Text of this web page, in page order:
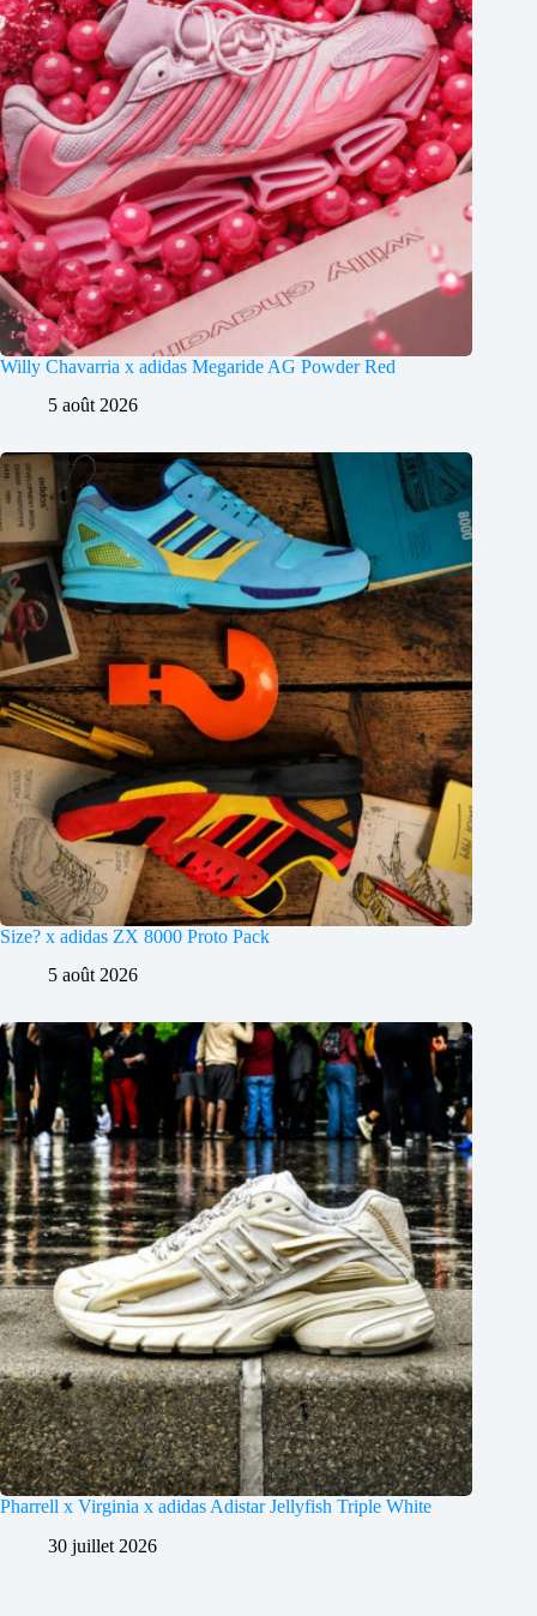
Willy Chavarria x adidas Megaride AG Powder Red
5 août 2026
Size? x adidas ZX 8000 Proto Pack
5 août 2026
Pharrell x Virginia x adidas Adistar Jellyfish Triple White
30 juillet 2026